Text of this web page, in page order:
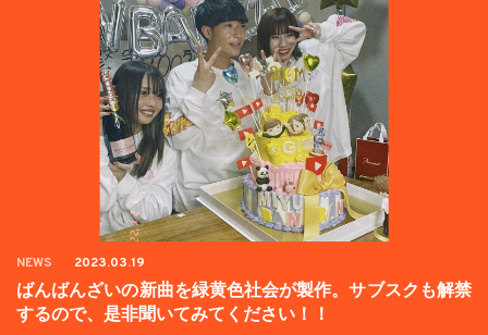
NEWS 2023.03.19
ばんばんざいの新曲を緑黄色社会が製作。サブスクも解禁
するので、是非聞いてみてください！！